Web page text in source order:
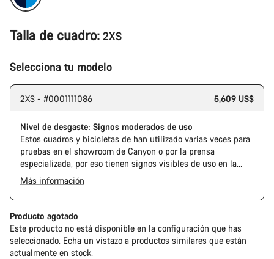
Talla de cuadro: 2XS
Selecciona tu modelo
2XS - #0001111086 5,609 US$
Nivel de desgaste: Signos moderados de uso
Estos cuadros y bicicletas de han utilizado varias veces para
pruebas en el showroom de Canyon o por la prensa
especializada, por eso tienen signos visibles de uso en la
cadena y el casete. Además, es posible que el cuadro o los
componentes tengan alguna marca, daños en la pintura o
desviaciones de color. En cualquier caso, todas sus piezas
funcionan perfectamente.
Más información
Producto agotado
Este producto no está disponible en la configuración que has
seleccionado. Echa un vistazo a productos similares que están
actualmente en stock.